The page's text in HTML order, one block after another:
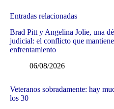
Entradas relacionadas
Brad Pitt y Angelina Jolie, una
judicial: el conflicto que
enfrentamiento
06/08/2026
Veteranos sobradamente: hay
los 30